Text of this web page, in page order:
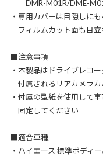
DMR-M01R/DME-
・専用カバーは目隠しに
フィルムカット面も目立
■注意事項
・本製品はドライブレコ
付属されるリアカメラカ
・付属の型紙を使用して
固定してください
■適合車種
・ハイエース 標準ボディ